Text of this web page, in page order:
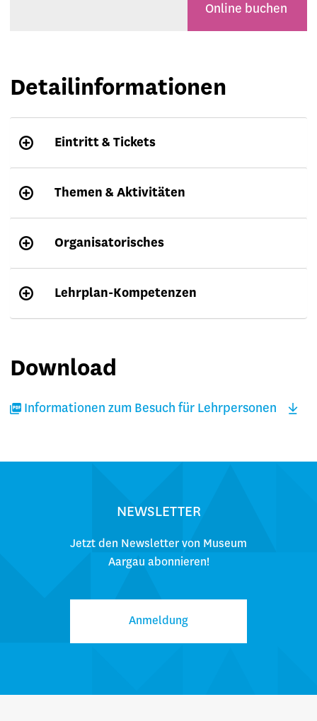
Online buchen
Detailinformationen
Eintritt & Tickets
Themen & Aktivitäten
Organisatorisches
Lehrplan-Kompetenzen
Download
Informationen zum Besuch für Lehrpersonen
NEWSLETTER
Jetzt den Newsletter von Museum
Aargau abonnieren!
Anmeldung